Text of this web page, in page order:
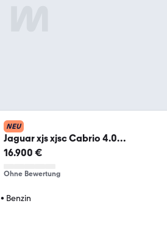
NEU
Jaguar xjs xjsc Cabrio 4.0
Oldtimer sehr s...
16.900 €
Ohne Bewertung
• Benzin